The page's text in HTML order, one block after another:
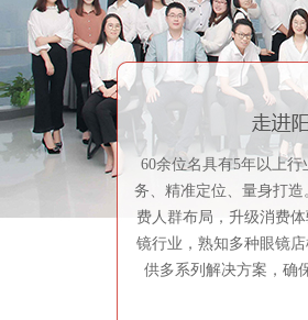
60余位名具有5年以上
务、精准定位、量身打
费人群布局，升级消费
镜行业，熟知多种眼镜
供多系列解决方案，确